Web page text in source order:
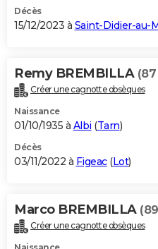
Décès
15/12/2023 à Saint-Didier-au-
Remy BREMBILLA
Créer une cagnotte obsèques
Naissance
01/10/1935 à Albi (Tarn)
Décès
03/11/2022 à Figeac(Lot)
Marco BREMBILLA
Créer une cagnotte obsèques